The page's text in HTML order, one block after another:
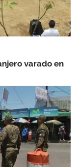
varado en